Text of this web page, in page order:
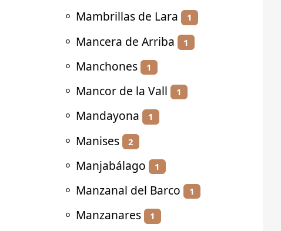
⚬ Mambrillas de Lara 1
⚬ Mancera de Arriba 1
⚬ Manchones 1
⚬ Mancor de la Vall 1
⚬ Mandayona 1
⚬ Manises 2
⚬ Manjabálago 1
⚬ Manzanal del Barco 1
⚬ Manzanares 1